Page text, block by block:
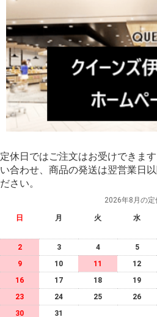
定休日ではご注文はお受けできま
い合わせ、商品の発送は翌営業日
ださい。
2026年8月の定
日 月 火 水
2
3 4 5
9
10 11 12
16
17 18 19
23
24 25 26
30
31